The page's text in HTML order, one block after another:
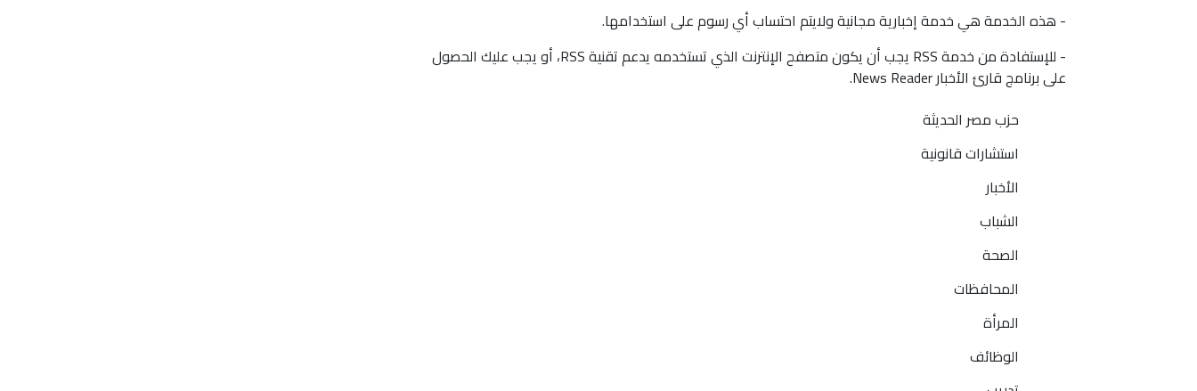
- هذه الخدمة هي خدمة إخبارية مجانية ولايتم احتساب أي رسوم على استخدامها.
- للإستفادة من خدمة RSS يجب أن يكون متصفح الإنترنت الذي تستخدمه يدعم تقنية RSS، أو يجب عليك الحصول
على برنامج قارئ الأخبار News Reader.
حزب مصر الحديثة
استشارات قانونية
الأخبار
الشباب
الصحة
المحافظات
المرأة
الوظائف